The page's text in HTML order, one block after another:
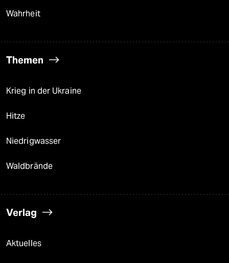
Wahrheit
Themen
Krieg in der Ukraine
Hitze
Niedrigwasser
Waldbrände
Verlag
Aktuelles